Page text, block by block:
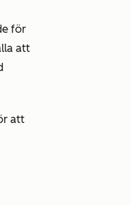
för
att
att